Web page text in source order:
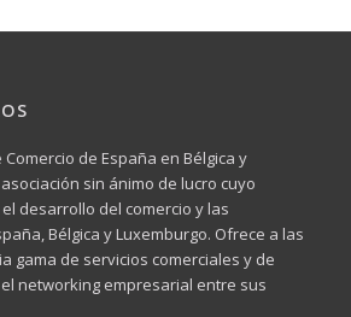
de España en Bélgica y
sin ánimo de lucro cuyo
desarrollo del comercio y las
Bélgica y Luxemburgo. Ofrece a las
gama de servicios comerciales y de
networking empresarial entre sus